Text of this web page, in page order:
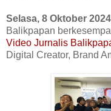
Selasa, 8 Oktober 2024
Balikpapan
Video Jurnalis
Digital Creator, Brand